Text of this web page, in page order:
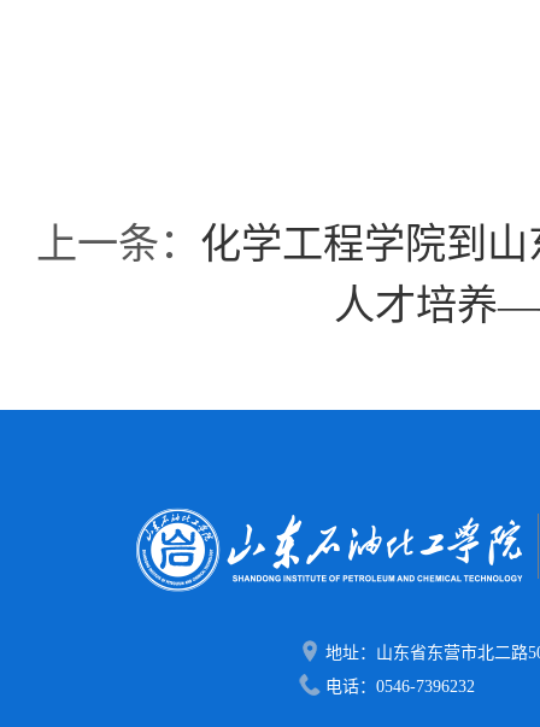
上一条： 化学工程学院到
人才培养
地址：山东省东营市北二路
电话：0546-7396232